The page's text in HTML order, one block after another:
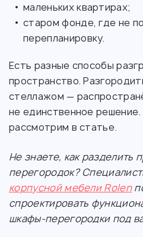
маленьких квартирах;
старом фонде, где не
перепланировку.
Есть разные способы
пространство.
стеллажом —
не единственное
рассмотрим в статье.
Не знаете, как разделить
перегородок?
корпусной мебели Rolen
спроектировать
шкафы-перегородки под